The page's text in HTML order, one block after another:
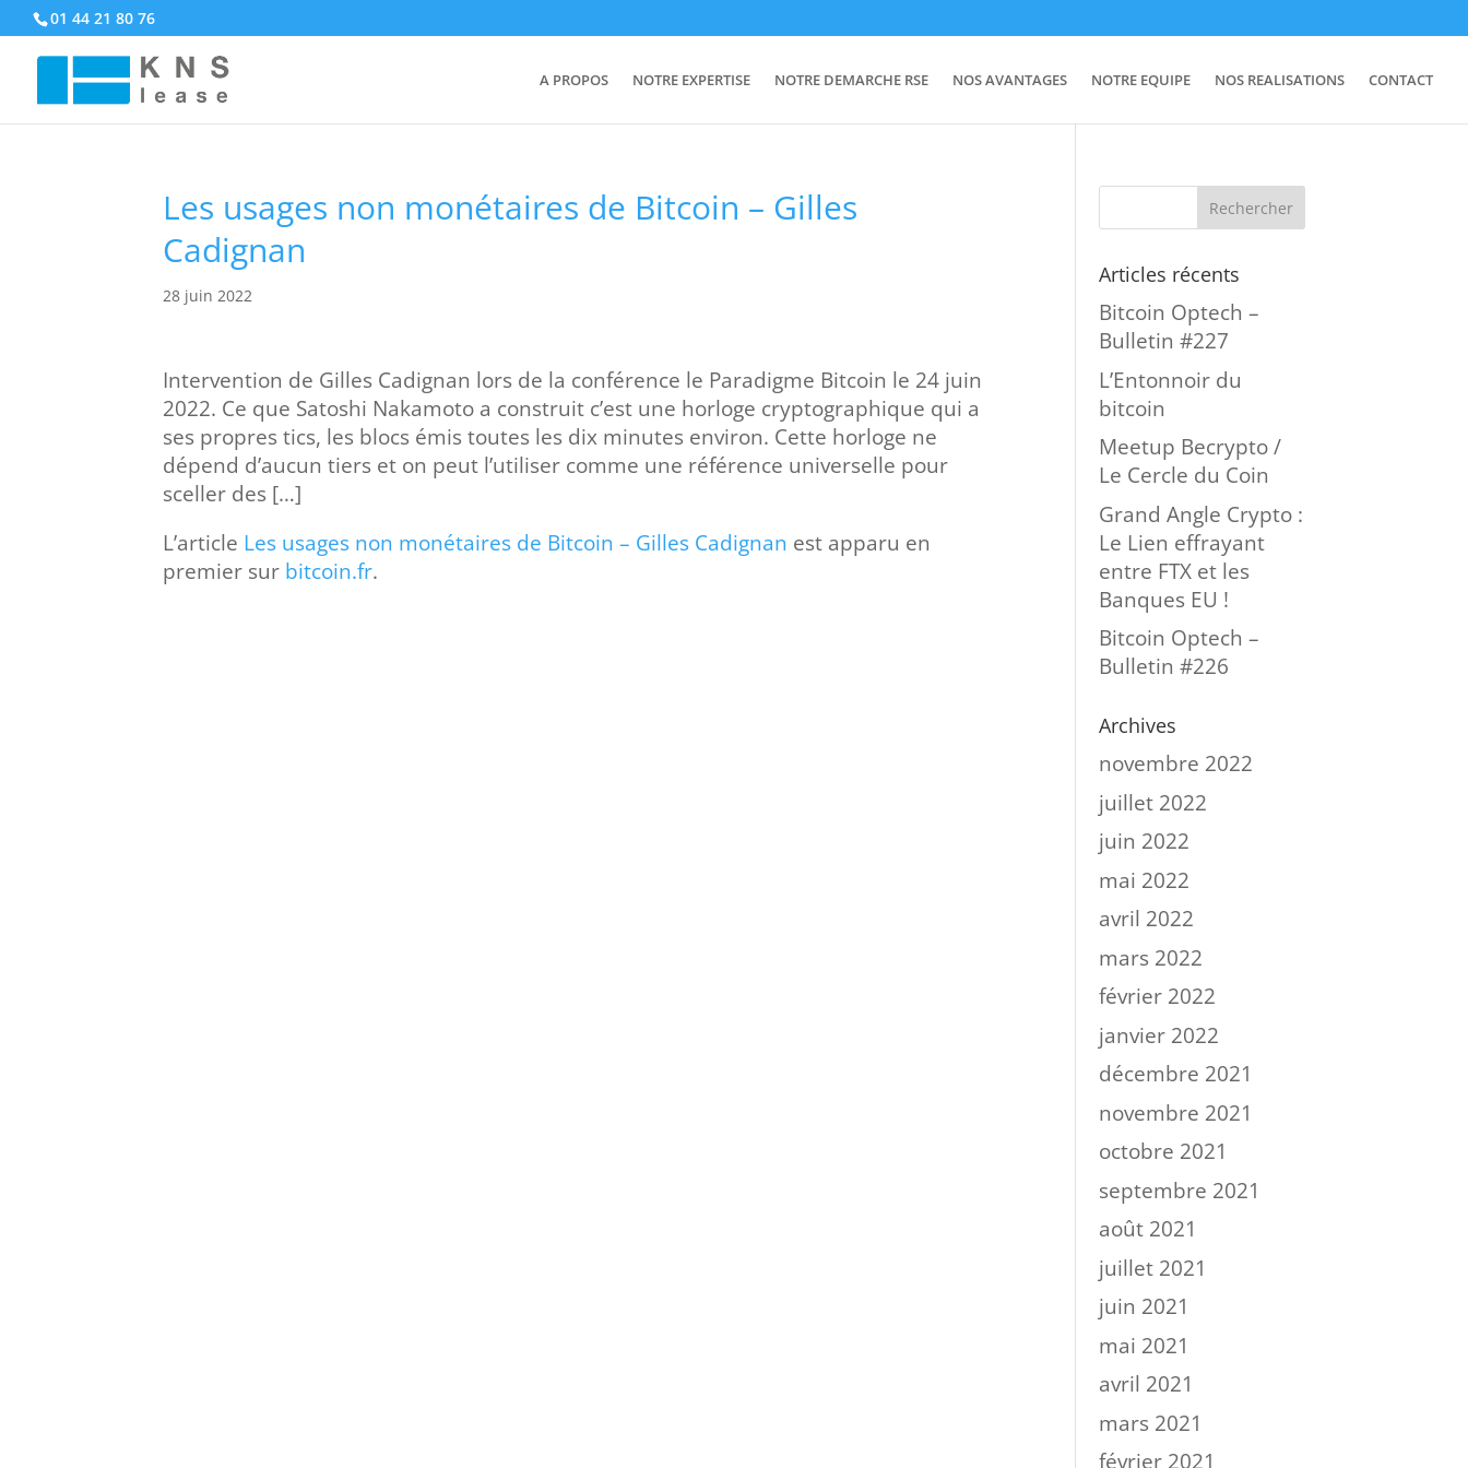
01 44 21 80 76
A PROPOS NOTRE EXPERTISE NOTRE DEMARCHE RSE NOS AVANTAGES NOTRE EQUIPE NOS REALISATIONS CONTACT
Les usages non monétaires de Bitcoin – Gilles
Cadignan
28 juin 2022
Intervention de Gilles Cadignan lors de la conférence le Paradigme Bitcoin le 24 juin
2022. Ce que Satoshi Nakamoto a construit c’est une horloge cryptographique qui a
ses propres tics, les blocs émis toutes les dix minutes environ. Cette horloge ne
dépend d’aucun tiers et on peut l’utiliser comme une référence universelle pour
sceller des […]
L’article Les usages non monétaires de Bitcoin – Gilles Cadignan est apparu en
premier sur bitcoin.fr.
Articles récents
Bitcoin Optech –
Bulletin #227
L’Entonnoir du
bitcoin
Meetup Becrypto /
Le Cercle du Coin
Grand Angle Crypto :
Le Lien effrayant
entre FTX et les
Banques EU !
Bitcoin Optech –
Bulletin #226
Archives
novembre 2022
juillet 2022
juin 2022
mai 2022
avril 2022
mars 2022
février 2022
janvier 2022
décembre 2021
novembre 2021
octobre 2021
septembre 2021
août 2021
juillet 2021
juin 2021
mai 2021
avril 2021
mars 2021
février 2021